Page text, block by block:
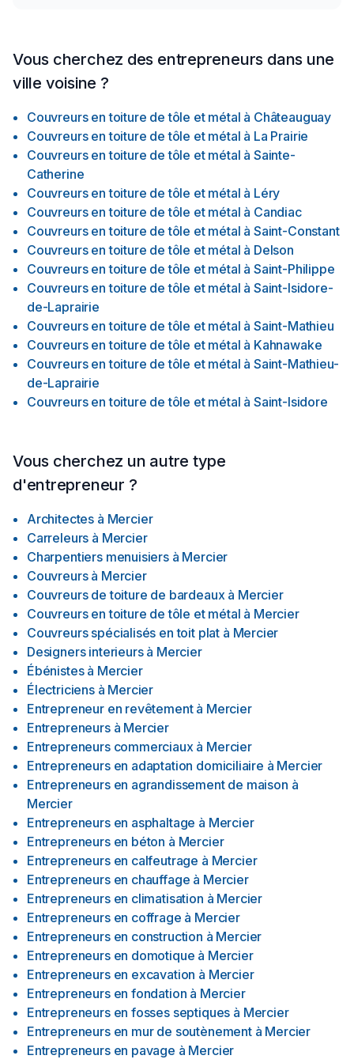
Vous cherchez des entrepreneurs dans une
ville voisine ?
Couvreurs en toiture de tôle et métal à Châteauguay
Couvreurs en toiture de tôle et métal à La Prairie
Couvreurs en toiture de tôle et métal à Sainte-
Catherine
Couvreurs en toiture de tôle et métal à Léry
Couvreurs en toiture de tôle et métal à Candiac
Couvreurs en toiture de tôle et métal à Saint-Constant
Couvreurs en toiture de tôle et métal à Delson
Couvreurs en toiture de tôle et métal à Saint-Philippe
Couvreurs en toiture de tôle et métal à Saint-Isidore-
de-Laprairie
Couvreurs en toiture de tôle et métal à Saint-Mathieu
Couvreurs en toiture de tôle et métal à Kahnawake
Couvreurs en toiture de tôle et métal à Saint-Mathieu-
de-Laprairie
Couvreurs en toiture de tôle et métal à Saint-Isidore
Vous cherchez un autre type
d'entrepreneur ?
Architectes à Mercier
Carreleurs à Mercier
Charpentiers menuisiers à Mercier
Couvreurs à Mercier
Couvreurs de toiture de bardeaux à Mercier
Couvreurs en toiture de tôle et métal à Mercier
Couvreurs spécialisés en toit plat à Mercier
Designers interieurs à Mercier
Ébénistes à Mercier
Électriciens à Mercier
Entrepreneur en revêtement à Mercier
Entrepreneurs à Mercier
Entrepreneurs commerciaux à Mercier
Entrepreneurs en adaptation domiciliaire à Mercier
Entrepreneurs en agrandissement de maison à
Mercier
Entrepreneurs en asphaltage à Mercier
Entrepreneurs en béton à Mercier
Entrepreneurs en calfeutrage à Mercier
Entrepreneurs en chauffage à Mercier
Entrepreneurs en climatisation à Mercier
Entrepreneurs en coffrage à Mercier
Entrepreneurs en construction à Mercier
Entrepreneurs en domotique à Mercier
Entrepreneurs en excavation à Mercier
Entrepreneurs en fondation à Mercier
Entrepreneurs en fosses septiques à Mercier
Entrepreneurs en mur de soutènement à Mercier
Entrepreneurs en pavage à Mercier